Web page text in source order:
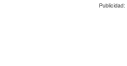
Publicidad: